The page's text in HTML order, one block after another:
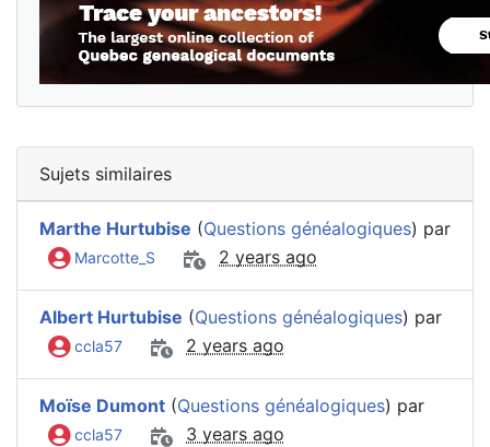
Sujets similaires
Marthe Hurtubise (Questions généalogiques) par
Marcotte_S 2 years ago
Albert Hurtubise (Questions généalogiques) par
ccla57 2 years ago
Moïse Dumont (Questions généalogiques) par
ccla57 3 years ago